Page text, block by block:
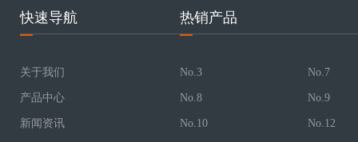
快速导航
关于我们
产品中心
新闻资讯
热销产品
No.3 No.7
No.8 No.9
No.10 No.12